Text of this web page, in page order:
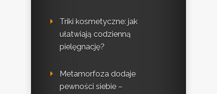
Triki kosmetyczne: jak
ułatwiają codzienną
pielęgnację?
Metamorfoza dodaje
pewności siebie –